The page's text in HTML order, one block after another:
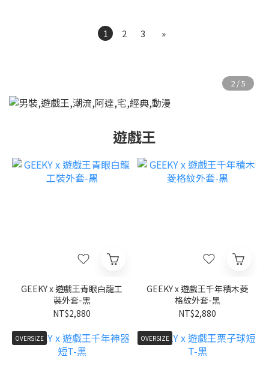
1 2 3 »
遊戲王
GEEKY x 遊戲王青眼白龍工
裝外套-黑
NT$2,880
GEEKY x 遊戲王千年積木菱
格紋外套-黑
NT$2,880
OVERSIZE OVERSIZE